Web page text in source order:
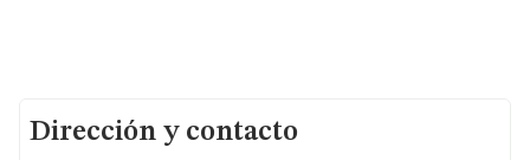
Dirección y contacto